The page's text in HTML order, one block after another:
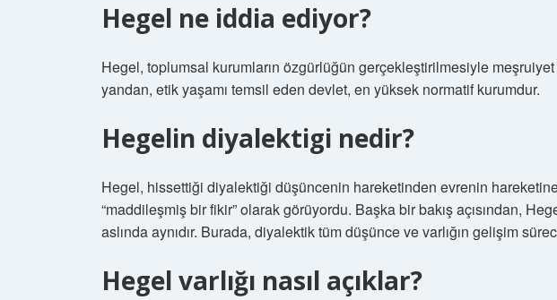
Hegel ne iddia ediyor?
Hegel, toplumsal kurumların özgürlüğün gerçekleştirilmesiyle meşruiyet
yandan, etik yaşamı temsil eden devlet, en yüksek normatif kurumdur.
Hegelin diyalektigi nedir?
Hegel, hissettiği diyalektiği düşüncenin hareketinden evrenin
“maddileşmiş bir fikir” olarak görüyordu. Başka bir bakış açısından,
aslında aynıdır. Burada, diyalektik tüm düşünce ve varlığın gelişim
Hegel varlığı nasıl açıklar?